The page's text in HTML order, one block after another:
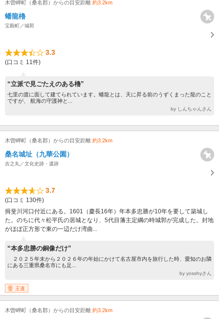
木曽岬町（桑名郡）からの目安距離 約3.2km
蟠龍櫓
宝殿町／城郭
3.3
(口コミ 11件)
“立派で見ごたえのある櫓”
七里の渡に面して建てられています。蟠龍とは、天に昇る前のうずくまった龍のこと
ですが、 航海の守護神と...
by しんちゃんさん
木曽岬町（桑名郡）からの目安距離 約3.2km
桑名城址（九華公園）
吉之丸／文化史跡・遺跡
3.7
(口コミ 130件)
揖斐川河口付近にある。1601（慶長16年）年本多忠勝が10年を要して築城し
た。のちに代々松平氏の居城となり、5代目藩主定綱の時城郭が完成した。封地
がほぼ正方形で東の一辺だけ湾曲...
“本多忠勝の銅像だけ”
２０２５年末から２０２６年の年始にかけて名古屋市内を旅行した時、愛知のお隣
にある三重県桑名市にも足...
by yosshyさん
王道
木曽岬町（桑名郡）からの目安距離 約3.2km